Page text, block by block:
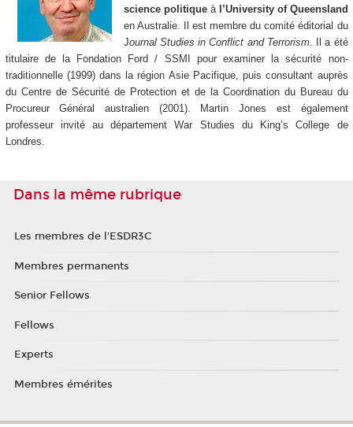
science politiqueà l’University of Queensland
en Australie. Il est membre du comité éditorial du
Journal Studies in Conflict and Terrorism. Il a été
titulaire de la Fondation Ford / SSMI pour examiner la sécurité non-
traditionnelle (1999) dans la région Asie Pacifique, puis consultant auprès
du Centre de Sécurité de Protection et de la Coordination du Bureau du
Procureur Général australien (2001). Martin Jones est également
professeur invité au département War Studies du King’s College de
Londres.
Dans la même rubrique
Les membres de l'ESDR3C
Membres permanents
Senior Fellows
Fellows
Experts
Membres émérites